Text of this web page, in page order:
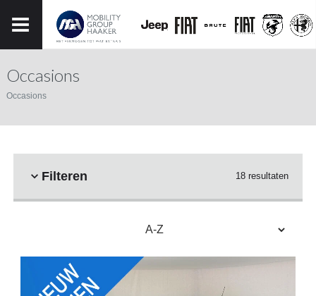
Occasions
Occasions
Filteren 18 resultaten